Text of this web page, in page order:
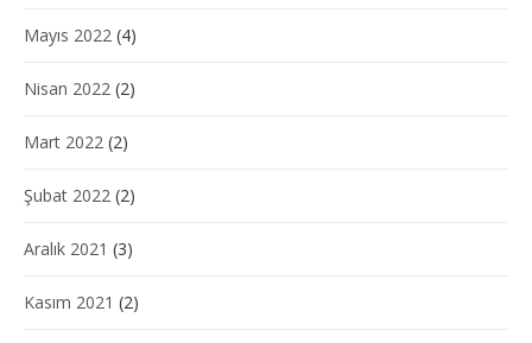
Mayıs 2022 (4)
Nisan 2022 (2)
Mart 2022 (2)
Şubat 2022 (2)
Aralık 2021 (3)
Kasım 2021 (2)